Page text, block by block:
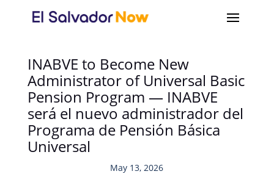
INABVE to Become New
Administrator of Universal Basic
Pension Program — INABVE
será el nuevo administrador del
Programa de Pensión Básica
Universal
May 13, 2026